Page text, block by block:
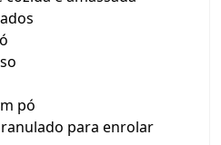
pó
para enrolar